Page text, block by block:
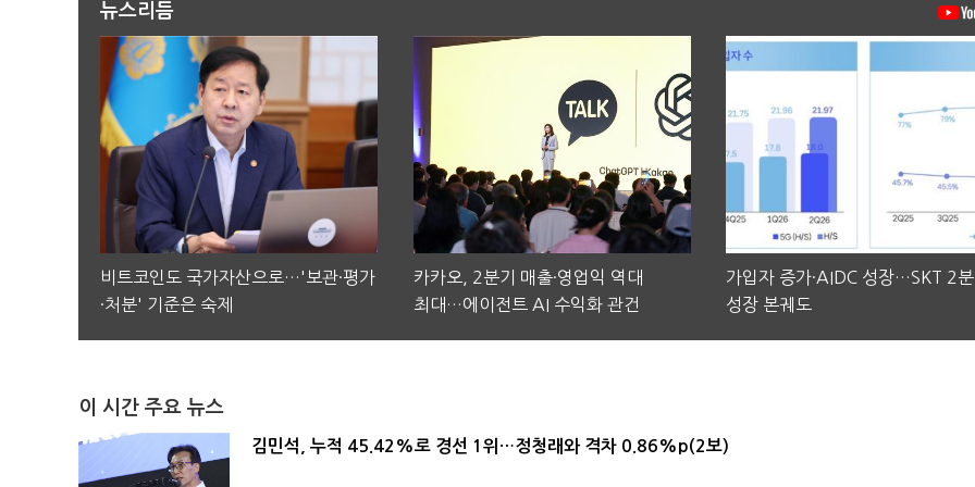
뉴스리듬
비트코인도 국가자산으로…'보관·평가
·처분' 기준은 숙제
카카오, 2분기 매출·영업익 역대
최대…에이전트 AI 수익화 관건
가입자 증가·AIDC 성장…SKT 2
성장 본궤도
이 시간 주요 뉴스
김민석, 누적 45.42%로 경선 1위…정청래와 격차 0.86%p(2보)